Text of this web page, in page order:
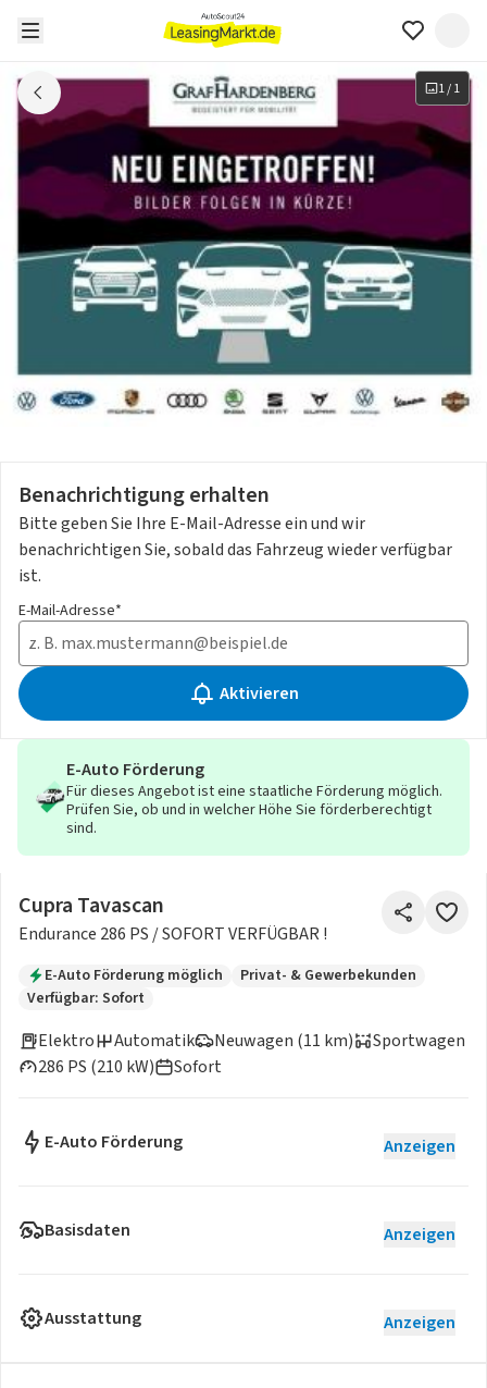
1/1
Benachrichtigung erhalten
Bitte geben Sie Ihre E-Mail-Adresse ein und wir
benachrichtigen Sie, sobald das Fahrzeug wieder verfügbar
ist.
E-Mail-Adresse*
Aktivieren
E-Auto Förderung
Für dieses Angebot ist eine staatliche Förderung möglich.
Prüfen Sie, ob und in welcher Höhe Sie förderberechtigt
sind.
Cupra Tavascan
Endurance 286 PS / SOFORT VERFÜGBAR !
E-Auto Förderung möglich
Privat- & Gewerbekunden
Verfügbar: Sofort
Elektro
Neuwagen (11 km)
286 PS (210 kW)
Automatik
Sportwagen
Sofort
E-Auto Förderung Anzeigen
Basisdaten Anzeigen
Ausstattung Anzeigen